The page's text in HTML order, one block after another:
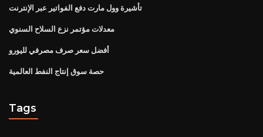
تأشيرة وول مارت دفع الفواتير عبر الإنترنت
معدلات مؤتمر نزع السلاح السنوي
أفضل سعر صرف مصرفي لليورو
حصة سوق إنتاج النفط العالمية
Tags